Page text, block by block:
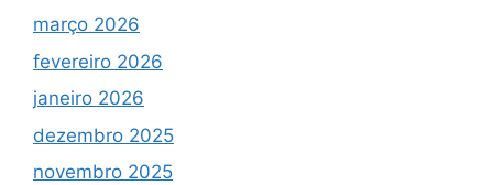
março 2026
fevereiro 2026
janeiro 2026
dezembro 2025
novembro 2025